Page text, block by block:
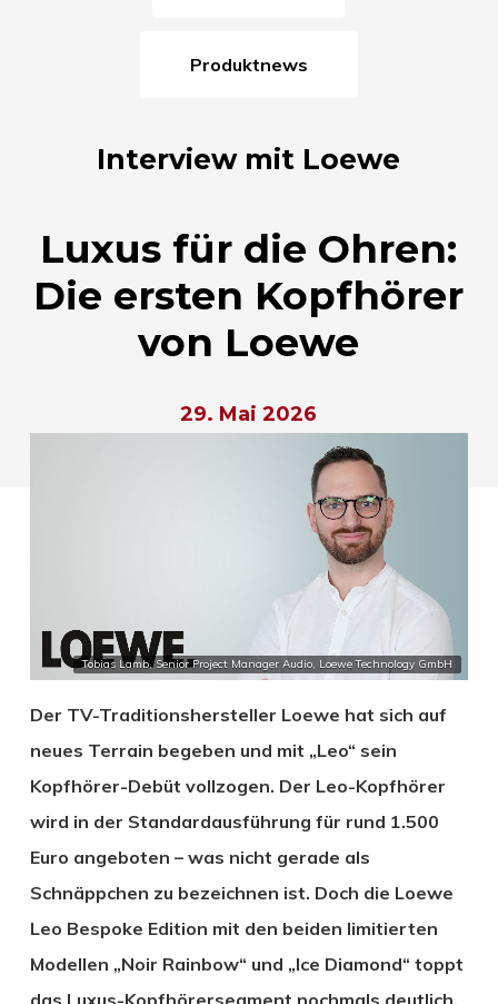
Produktnews
Interview mit Loewe
Luxus für die Ohren:
Die ersten Kopfhörer
von Loewe
29. Mai 2026
Tobias Lamb, Senior Project Manager Audio, Loewe Technology GmbH
Der TV-Traditionshersteller Loewe hat sich auf
neues Terrain begeben und mit „Leo“ sein
Kopfhörer-Debüt vollzogen. Der Leo-Kopfhörer
wird in der Standardausführung für rund 1.500
Euro angeboten – was nicht gerade als
Schnäppchen zu bezeichnen ist. Doch die Loewe
Leo Bespoke Edition mit den beiden limitierten
Modellen „Noir Rainbow“ und „Ice Diamond“ toppt
das Luxus-Kopfhörersegment nochmals deutlich.